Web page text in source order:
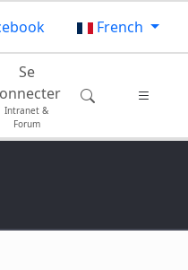
French
Main navigation
Se
Intranet &
Forum